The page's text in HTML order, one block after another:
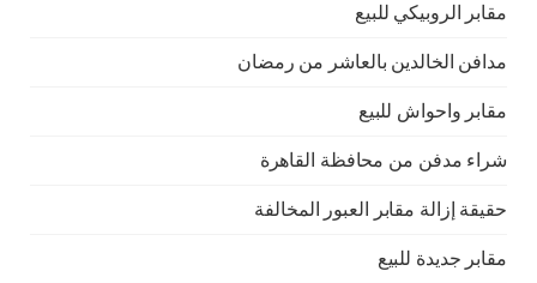
مقابر الروبيكي للبيع
مدافن الخالدين بالعاشر من رمضان
مقابر واحواش للبيع
شراء مدفن من محافظة القاهرة
حقيقة إزالة مقابر العبور المخالفة
مقابر جديدة للبيع